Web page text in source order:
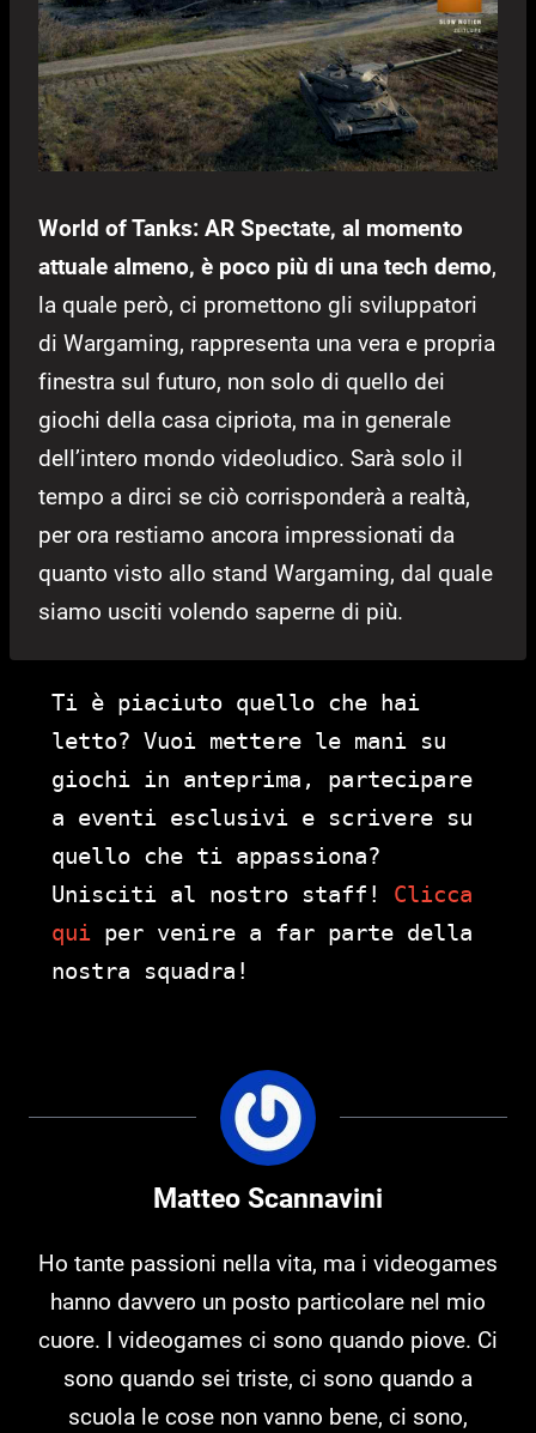
World of Tanks: AR Spectate, al momento
attuale almeno, è poco più di una tech demo,
la quale però, ci promettono gli sviluppatori
di Wargaming, rappresenta una vera e propria
finestra sul futuro, non solo di quello dei
giochi della casa cipriota, ma in generale
dell’intero mondo videoludico. Sarà solo il
tempo a dirci se ciò corrisponderà a realtà,
per ora restiamo ancora impressionati da
quanto visto allo stand Wargaming, dal quale
siamo usciti volendo saperne di più.
Ti è piaciuto quello che hai
letto? Vuoi mettere le mani su
giochi in anteprima, partecipare
a eventi esclusivi e scrivere su
quello che ti appassiona?
Unisciti al nostro staff! Clicca
qui per venire a far parte della
nostra squadra!
Matteo Scannavini
Ho tante passioni nella vita, ma i videogames
hanno davvero un posto particolare nel mio
cuore. I videogames ci sono quando piove. Ci
sono quando sei triste, ci sono quando a
scuola le cose non vanno bene, ci sono,